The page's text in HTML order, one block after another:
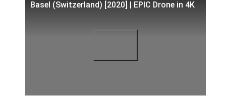
Basel (Switzerland) [2020] | EPIC Drone in 4K